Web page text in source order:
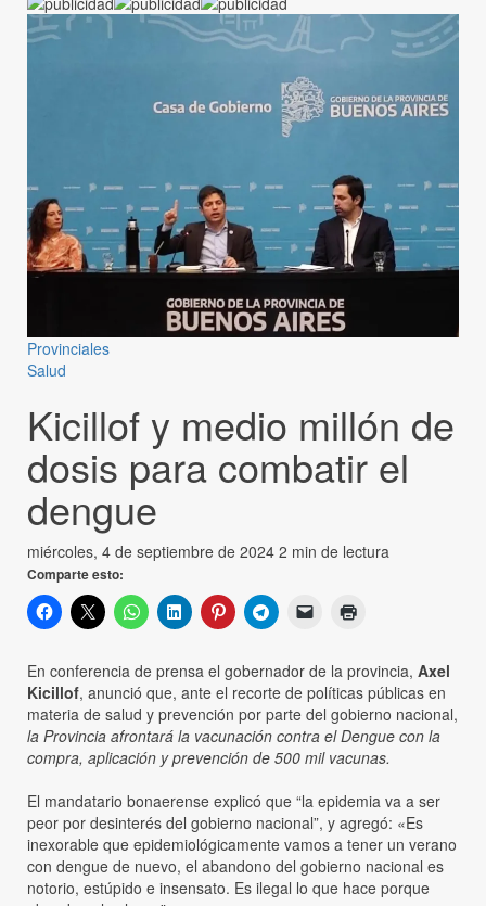
Provinciales
Salud
Kicillof y medio millón de
dosis para combatir el
dengue
miércoles, 4 de septiembre de 2024 2 min de lectura
Comparte esto:
En conferencia de prensa el gobernador de la provincia, Axel
Kicillof, anunció que, ante el recorte de políticas públicas en
materia de salud y prevención por parte del gobierno nacional,
la Provincia afrontará la vacunación contra el Dengue con la
compra, aplicación y prevención de 500 mil vacunas.
El mandatario bonaerense explicó que “la epidemia va a ser
peor por desinterés del gobierno nacional”, y agregó: «Es
inexorable que epidemiológicamente vamos a tener un verano
con dengue de nuevo, el abandono del gobierno nacional es
notorio, estúpido e insensato. Es ilegal lo que hace porque